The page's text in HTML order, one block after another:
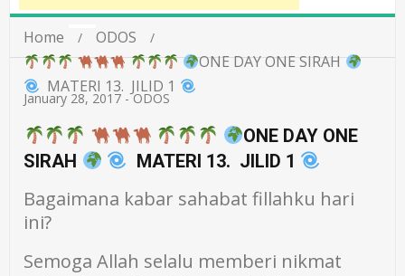
Home
ODOS
ONE DAY ONE SIRAH
MATERI 13. JILID 1
January 28, 2017 - ODOS
ONE DAY ONE
SIRAH
MATERI 13. JILID 1
Bagaimana kabar sahabat fillahku hari
ini?
Semoga Allah selalu memberi nikmat